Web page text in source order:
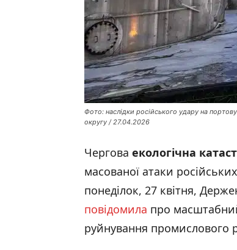
Фото: наслідки російського удару на
округу / 27.04.2026
Чергова екологічна
масованої атаки
понеділок, 27 квітня,
повідомила про
руйнування промислового